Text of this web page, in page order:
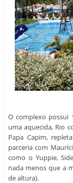
O complexo possui
uma aquecida, Rio
Papa Capim,
parceria com
como o Yuppie,
nada menos que a
de altura).